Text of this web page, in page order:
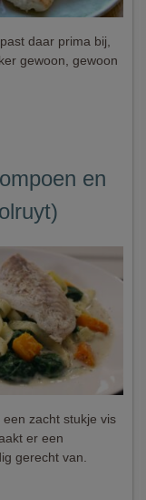
daar prima bij,
gewoon, gewoon
en
zacht stukje vis
er een
gerecht van.